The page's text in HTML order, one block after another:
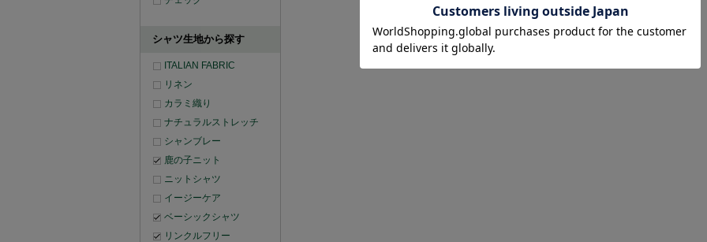
シャツ生地から探す
ITALIAN FABRIC
リネン
カラミ織り
ナチュラルストレッチ
シャンブレー
鹿の子ニット
ニットシャツ
イージーケア
ベーシックシャツ
リンクルフリー